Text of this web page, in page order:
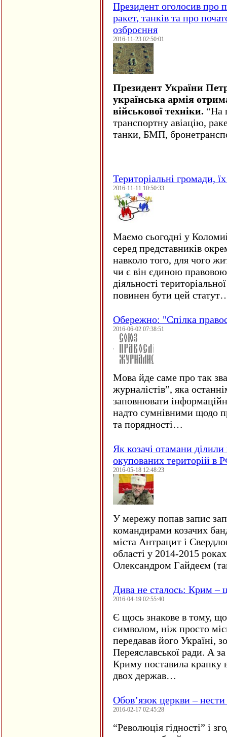
Президент оголосив про
ракет, танків та про
озброєння
2016-11-23 02:50:01
Президент України
українська армія
військової техніки. “На
транспортну авіацію,
танки, БМП,
Територіальні громади,
2016-11-11 10:50:33
Маємо сьогодні у
серед представників
навколо того, для чого
чи є він єдиною
діяльності
повинен бути цей
Обережно: "Спілка
2016-06-02 07:38:51
Мова йде саме про так
журналістів”, яка
заповнювати
надто сумнівними щодо
та порядності…
Як козачі отамани
окупованих територій в
2016-05-18 12:48:23
У мережу попав запис
командирами козачих
міста Антрацит і
області у 2014-2015
Олександром Гайдеєм
Дива не сталось: Крим –
2016-04-19 02:55:40
Є щось знакове в тому, що
символом, ніж просто
передавав його Україні,
Переяславської ради. А
Криму поставила крапку
двох держав…
Обов’язок церкви –
2016-02-17 02:45:28
“Революція гідності” і